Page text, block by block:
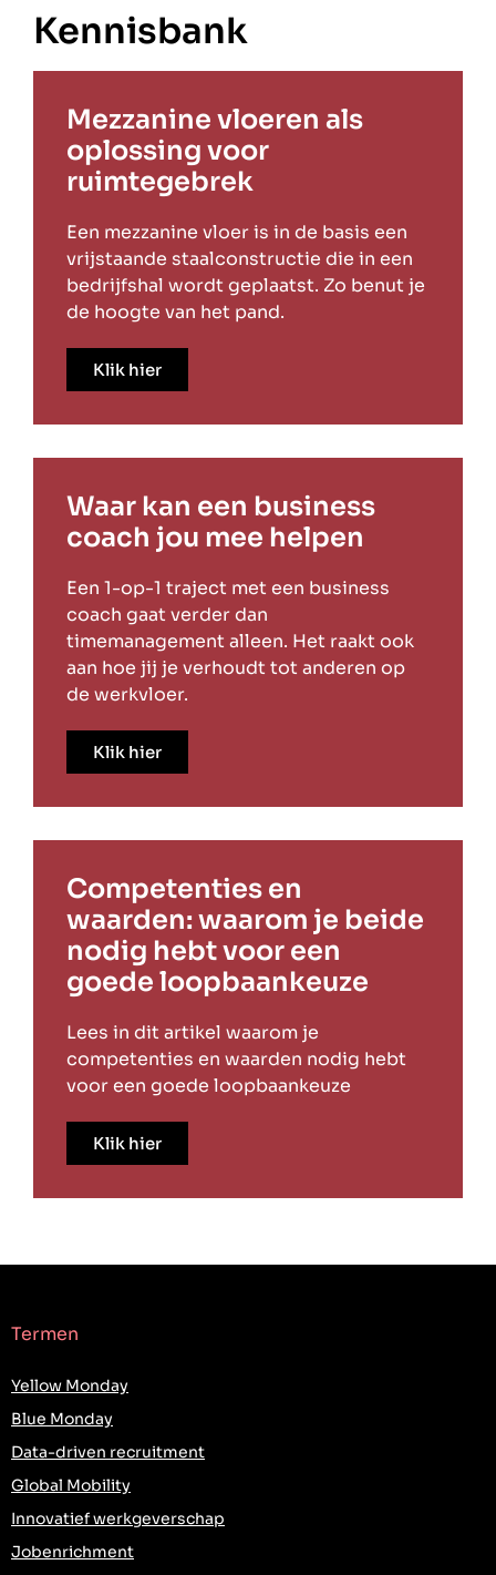
Kennisbank
Mezzanine vloeren als
oplossing voor
ruimtegebrek
Een mezzanine vloer is in de basis een
vrijstaande staalconstructie die in een
bedrijfshal wordt geplaatst. Zo benut je
de hoogte van het pand.
Klik hier
Waar kan een business
coach jou mee helpen
Een 1-op-1 traject met een business
coach gaat verder dan
timemanagement alleen. Het raakt ook
aan hoe jij je verhoudt tot anderen op
de werkvloer.
Klik hier
Competenties en
waarden: waarom je beide
nodig hebt voor een
goede loopbaankeuze
Lees in dit artikel waarom je
competenties en waarden nodig hebt
voor een goede loopbaankeuze
Klik hier
Termen
Yellow Monday
Blue Monday
Data-driven recruitment
Global Mobility
Innovatief werkgeverschap
Jobenrichment